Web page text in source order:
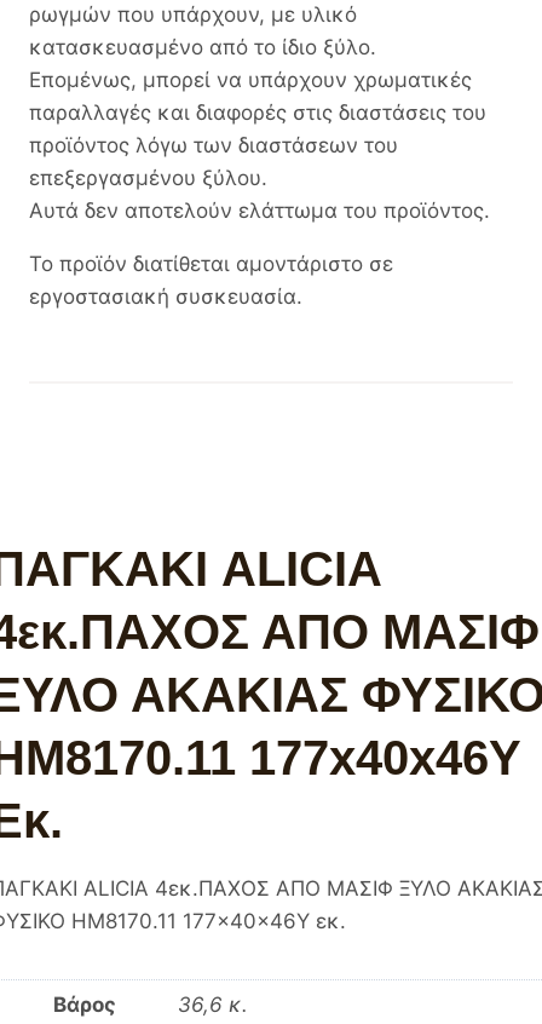
ρωγμών που υπάρχουν, με υλικό
κατασκευασμένο από το ίδιο ξύλο.
Επομένως, μπορεί να υπάρχουν χρωματικές
παραλλαγές και διαφορές στις διαστάσεις του
προϊόντος λόγω των διαστάσεων του
επεξεργασμένου ξύλου.
Αυτά δεν αποτελούν ελάττωμα του προϊόντος.
Το προϊόν διατίθεται αμοντάριστο σε
εργοστασιακή συσκευασία.
ALICIA
ΑΠΟ ΜΑΣΙΦ
ΑΚΑΚΙΑΣ
177x40x46Y
ALICIA 4εκ.ΠΑΧΟΣ ΑΠΟ ΜΑΣΙΦ ΞΥΛΟ
HM8170.11 177x40x46Y εκ.
Βάρος 36,6 κ.